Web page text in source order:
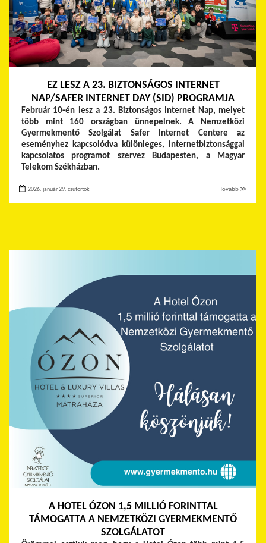
EZ LESZ A 23. BIZTONSÁGOS INTERNET
NAP/SAFER INTERNET DAY (SID) PROGRAMJA
Február 10-én lesz a 23. Biztonságos Internet Nap, melyet
több mint 160 országban ünnepelnek. A Nemzetközi
Gyermekmentő Szolgálat Safer Internet Centere az
eseményhez kapcsolódva különleges, internetbiztonsággal
kapcsolatos programot szervez Budapesten, a Magyar
Telekom Székházban.
2026. január 29. csütörtök Tovább ≫
A HOTEL ÓZON 1,5 MILLIÓ FORINTTAL
TÁMOGATTA A NEMZETKÖZI GYERMEKMENTŐ
SZOLGÁLATOT